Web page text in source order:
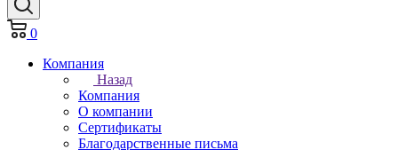
0
Компания
Назад
Компания
О компании
Сертификаты
Благодарственные письма